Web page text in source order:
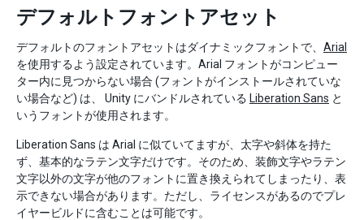
デフォルトフォントアセット
デフォルトのフォントアセットはダイナミックフォントで、 Arial
を使用するよう設定されています。Arial フォントがコンピュー
ター内に見つからない場合 (フォントがインストールされていな
い場合など) は、 Unity にバンドルされている Liberation Sans と
いうフォントが使用されます。
Liberation Sans は Arial に似ていてますが、太字や斜体を持た
ず、基本的なラテン文字だけです。そのため、装飾文字やラテン
文字以外の文字が他のフォントに置き換えられてしまったり、表
示できない場合があります。ただし、ライセンスがあるのでプレ
イヤービルドに含むことは可能です。